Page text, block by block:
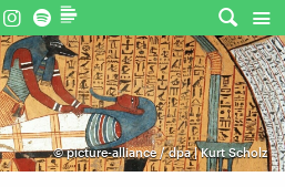
©picture-alliance / dpa | Kurt Scholz